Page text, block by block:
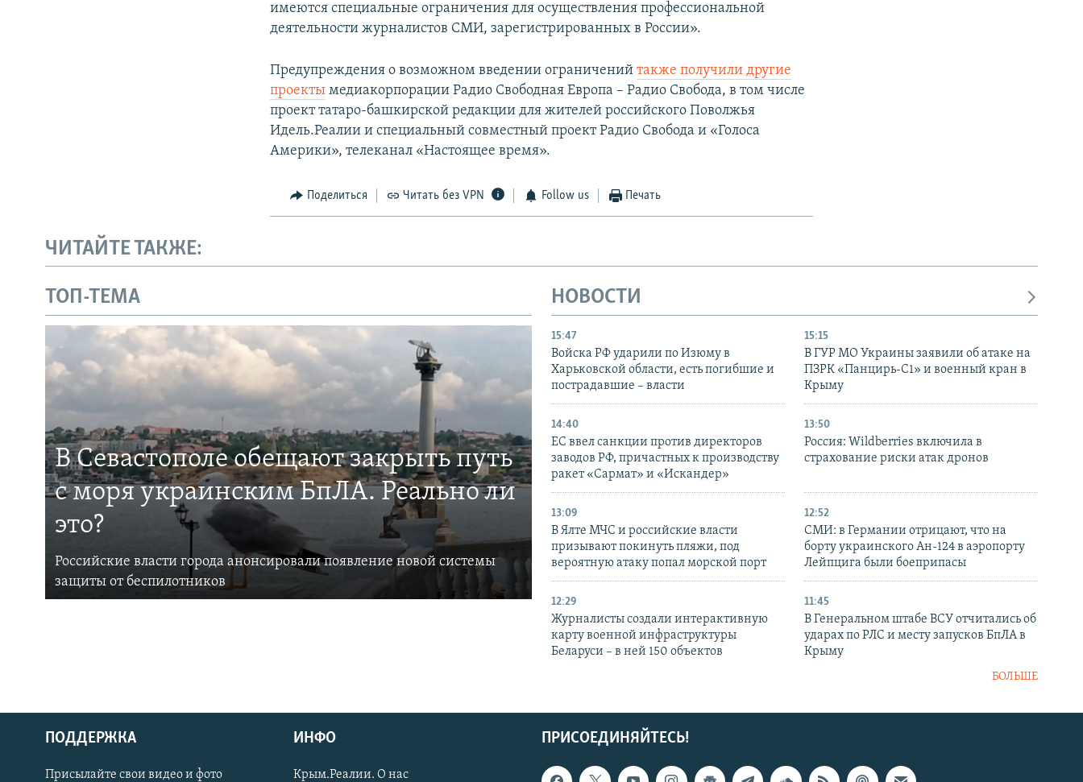
Українською
имеются специальные ограничения для осуществления профессиональной
деятельности журналистов СМИ, зарегистрированных в России».
Предупреждения о возможном введении ограниченийтакже получили другие
проекты медиакорпорации Радио Свободная Европа – Радио Свобода, в том числе
проект татаро-башкирской редакции для жителей российского Поволжья
Идель.Реалии и специальный совместный проект Радио Свобода и «Голоса
Америки», телеканал «Настоящее время».
Поделиться Читать без VPN Follow us Печать
ЧИТАЙТЕ ТАКЖЕ:
ТОП-ТЕМА
В Севастополе обещают закрыть путь
с моря украинским БпЛА. Реально ли
это?
Российские власти города анонсировали появление новой системы
защиты от беспилотников
НОВОСТИ
15:47
Войска РФ ударили по Изюму в
Харьковской области, есть погибшие и
пострадавшие – власти
15:15
В ГУР МО Украины заявили об атаке на
ПЗРК «Панцирь-С1» и военный кран в
Крыму
14:40
ЕС ввел санкции против директоров
заводов РФ, причастных к производству
ракет «Сармат» и «Искандер»
13:50
Россия: Wildberries включила в
страхование риски атак дронов
13:09
В Ялте МЧС и российские власти
призывают покинуть пляжи, под
вероятную атаку попал морской порт
12:52
СМИ: в Германии отрицают, что на
борту украинского Ан-124 в аэропорту
Лейпцига были боеприпасы
12:29
Журналисты создали интерактивную
карту военной инфраструктуры
Беларуси – в ней 150 объектов
11:45
В Генеральном штабе ВСУ отчитались об
ударах по РЛС и месту запусков БпЛА в
Крыму
БОЛЬШЕ
ПРИСОЕДИНЯЙТЕСЬ!
ПОДДЕРЖКА
Присылайте свои видео и фото
ИНФО
Крым.Реалии. О нас